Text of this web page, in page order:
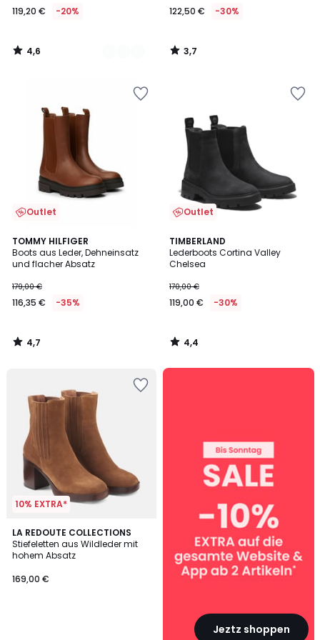
€
149,00
€
119,20 € -20%
4,6
/
122,50 € -30%
3,7
/
Outlet
TOMMY HILFIGER
Boots aus Leder, Dehneinsatz
und flacher Absatz
179,00 €
116,35 € -35%
4,7
/ 5
4,7
/
Outlet
TIMBERLAND
Lederboots Cortina Valley
Chelsea
170,00 €
119,00 € -30%
4,4
/ 5
4,4
/
10% EXTRA*
LA REDOUTE COLLECTIONS
Stiefeletten aus Wildleder mit
hohem Absatz
169,00 €
Jeztz shoppen
SALE
Artikeln*